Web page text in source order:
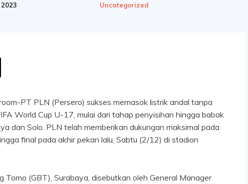
Uncategorized
PT PLN (Persero) sukses memasok listrik andal tanpa
World Cup U-17, mulai dari tahap penyisihan hingga babak
dan Solo. PLN telah memberikan dukungan maksimal pada
final pada akhir pekan lalu, Sabtu (2/12) di stadion
(GBT), Surabaya, disebutkan oleh General Manager